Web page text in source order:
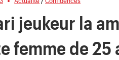
jeukeur la
femme de